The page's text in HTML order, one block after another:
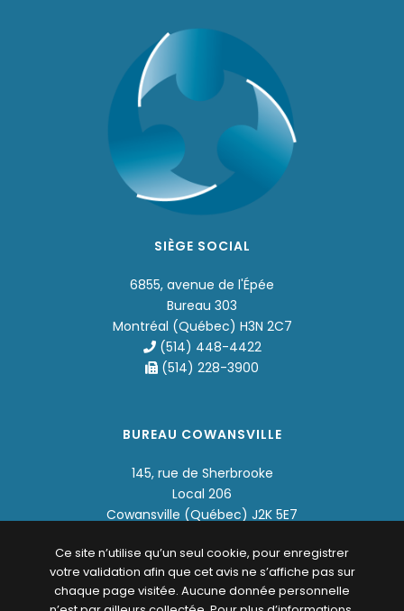
Ce site n’utilise qu’un seul cookie, pour enregistrer
votre validation afin que cet avis ne s’affiche pas sur
chaque page visitée. Aucune donnée personnelle
SIÈGE SOCIAL
6855, avenue de l'Épée
Bureau 303
Montréal (Québec) H3N 2C7
(514) 448-4422
(514) 228-3900
BUREAU COWANSVILLE
145, rue de Sherbrooke
Local 206
Cowansville (Québec) J2K 5E7